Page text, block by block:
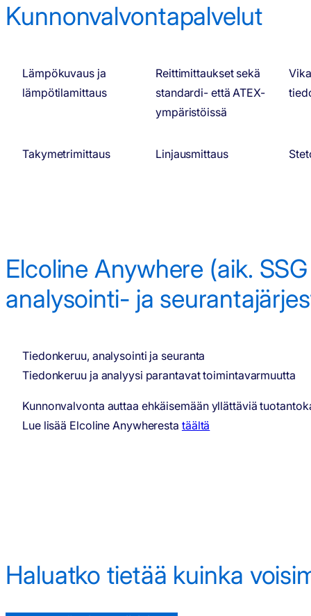
Kunnonvalvonta­palvelut
Lämpökuvaus ja
lämpötilamittaus
Reittimittaukset sekä
standardi- että ATEX-
ympäristöissä
Takymetrimittaus Linjausmittaus
Elcoline Anywhere (aik.
analysointi- ja
Tiedonkeruu, analysointi ja seuranta
Tiedonkeruu ja analyysi parantavat toimintavarmuutta
Kunnonvalvonta auttaa ehkäisemään yllättäviä
Lue lisää Elcoline Anywheresta täältä
Haluatko tietää kuinka